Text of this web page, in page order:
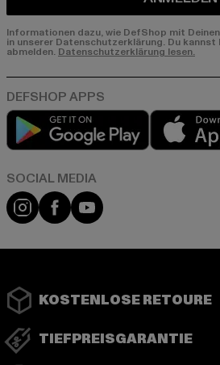
Informationen dazu, wie DefShop mit
in unserer Datenschutzerklärung. Du
abmelden. Datenschutzerklärung lesen.
Play
Instagram
FacebookYouTube
KOSTENLOSE RETOURE
TIEFPREISGARANTIE